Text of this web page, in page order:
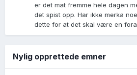
er det mat fremme hele dagen
det spist opp. Har ikke merka
dette for at det skal være en
Nylig opprettede emner